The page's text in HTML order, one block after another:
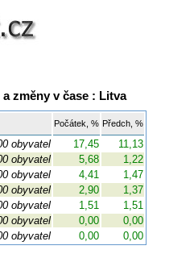
změny v čase : Litva
Počátek, % Předch, %
obyvatel 17,45
11,13
obyvatel 5,68
1,22
obyvatel 4,41
1,47
obyvatel 2,90
1,37
obyvatel 1,51
1,51
obyvatel 0,00
0,00
obyvatel 0,00 0,00